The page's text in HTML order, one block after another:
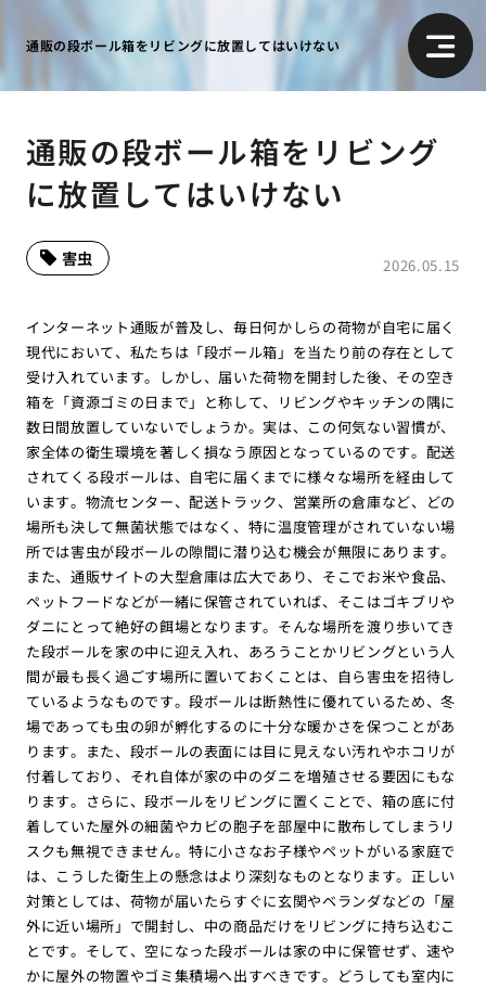
通販の段ボール箱をリビングに放置してはいけない
通販の段ボール箱をリビング
に放置してはいけない
2026.05.15
害虫
インターネット通販が普及し、毎日何かしらの荷物が自宅に届く
現代において、私たちは「段ボール箱」を当たり前の存在として
受け入れています。しかし、届いた荷物を開封した後、その空き
箱を「資源ゴミの日まで」と称して、リビングやキッチンの隅に
数日間放置していないでしょうか。実は、この何気ない習慣が、
家全体の衛生環境を著しく損なう原因となっているのです。配送
されてくる段ボールは、自宅に届くまでに様々な場所を経由して
います。物流センター、配送トラック、営業所の倉庫など、どの
場所も決して無菌状態ではなく、特に温度管理がされていない場
所では害虫が段ボールの隙間に潜り込む機会が無限にあります。
また、通販サイトの大型倉庫は広大であり、そこでお米や食品、
ペットフードなどが一緒に保管されていれば、そこはゴキブリや
ダニにとって絶好の餌場となります。そんな場所を渡り歩いてき
た段ボールを家の中に迎え入れ、あろうことかリビングという人
間が最も長く過ごす場所に置いておくことは、自ら害虫を招待し
ているようなものです。段ボールは断熱性に優れているため、冬
場であっても虫の卵が孵化するのに十分な暖かさを保つことがあ
ります。また、段ボールの表面には目に見えない汚れやホコリが
付着しており、それ自体が家の中のダニを増殖させる要因にもな
ります。さらに、段ボールをリビングに置くことで、箱の底に付
着していた屋外の細菌やカビの胞子を部屋中に散布してしまうリ
スクも無視できません。特に小さなお子様やペットがいる家庭で
は、こうした衛生上の懸念はより深刻なものとなります。正しい
対策としては、荷物が届いたらすぐに玄関やベランダなどの「屋
外に近い場所」で開封し、中の商品だけをリビングに持ち込むこ
とです。そして、空になった段ボールは家の中に保管せず、速や
かに屋外の物置やゴミ集積場へ出すべきです。どうしても室内に